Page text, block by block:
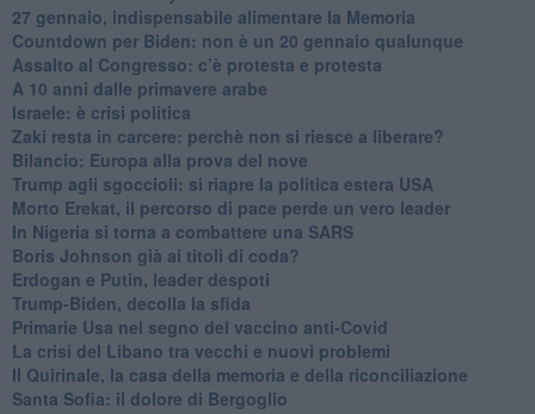
27 gennaio, indispensabile alimentare la Memoria
Countdown per Biden: non è un 20 gennaio qualunque
Assalto al Congresso: c’è protesta e protesta
A 10 anni dalle primavere arabe
Israele: è crisi politica
Zaki resta in carcere: perchè non si riesce a liberare?
Bilancio: Europa alla prova del nove
Trump agli sgoccioli: si riapre la politica estera USA
Morto Erekat, il percorso di pace perde un vero leader
In Nigeria si torna a combattere una SARS
Boris Johnson già ai titoli di coda?
Erdogan e Putin, leader despoti
Trump-Biden, decolla la sfida
Primarie Usa nel segno del vaccino anti-Covid
La crisi del Libano tra vecchi e nuovi problemi
Il Quirinale, la casa della memoria e della riconciliazione
Santa Sofia: il dolore di Bergoglio